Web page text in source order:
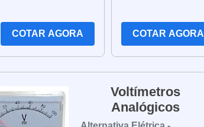
COTAR AGORA COTAR AGORA
Voltímetros
Analógicos